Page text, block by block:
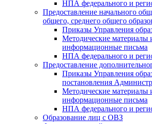
НПА федерального и
Предоставление начального
общего, среднего общего
Приказы Управления
Методические материалы
информационные письма
НПА федерального и
Предоставление
Приказы Управления
постановления
Методические материалы
информационные письма
НПА федерального и
Образование лиц с ОВЗ